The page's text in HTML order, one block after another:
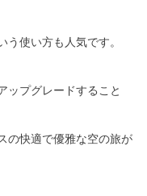
う使い方も人気です。
ップグレードすること
の快適で優雅な空の旅が